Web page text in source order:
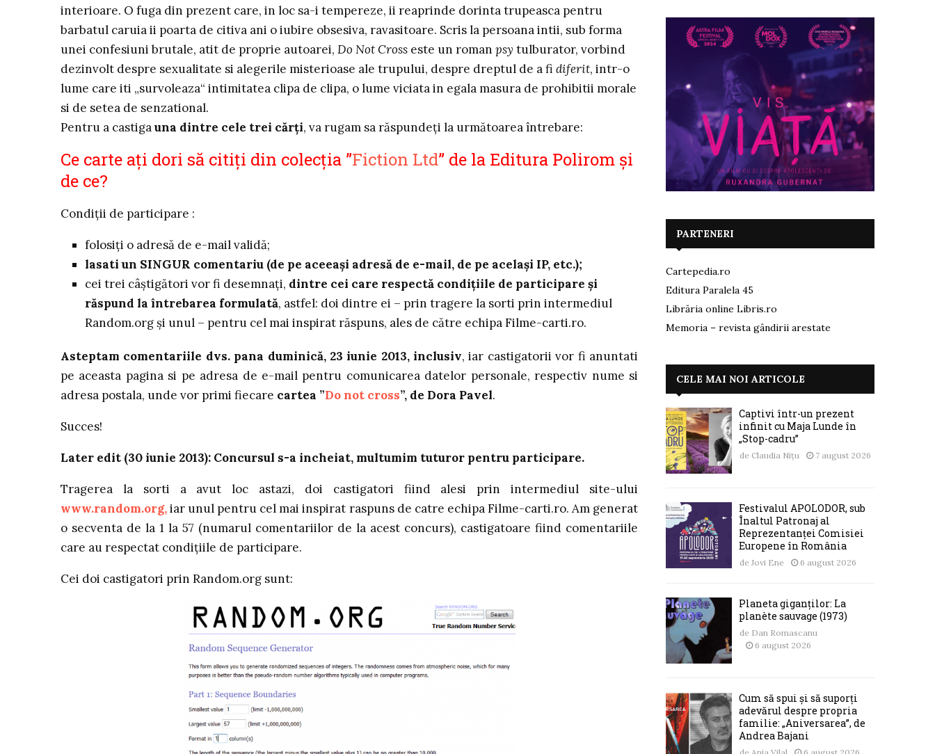
interioare. O fuga din prezent care, in loc sa-i tempereze, ii reaprinde dorinta trupeasca pentru
barbatul caruia ii poarta de citiva ani o iubire obsesiva, ravasitoare. Scris la persoana intii, sub forma
unei confesiuni brutale, atit de proprie autoarei, Do Not Cross este un roman psy tulburator, vorbind
dezinvolt despre sexualitate si alegerile misterioase ale trupului, despre dreptul de a fi diferit, intr-o
lume care iti „survoleaza“ intimitatea clipa de clipa, o lume viciata in egala masura de prohibitii morale
si de setea de senzational.
Pentru a castigauna dintre cele trei cărți, va rugam sa răspundeţi la următoarea întrebare:
Ce carte ați dori să citiți din colecția ”Fiction Ltd” de la Editura Polirom și
de ce?
Condiţii de participare :
folosiţi o adresă de e-mail validă;
lasati un SINGUR comentariu (de pe aceeași adresă de e-mail, de pe același IP, etc.);
cei trei câştigători vor fi desemnați, dintre cei care respectă condițiile de participare și
răspund la întrebarea formulată, astfel: doi dintre ei – prin tragere la sorti prin intermediul
Random.org și unul – pentru cel mai inspirat răspuns, ales de către echipa Filme-carti.ro.
Asteptam comentariile dvs. pana duminică, 23 iunie 2013, inclusiv, iar castigatorii vor fi anuntati
pe aceasta pagina si pe adresa de e-mail pentru comunicarea datelor personale, respectiv nume si
adresa postala, unde vor primi fiecare cartea ”Do not cross”, de Dora Pavel.
Succes!
Later edit (30 iunie 2013): Concursul s-a incheiat, multumim tuturor pentru participare.
Tragerea la sorti a avut loc astazi, doi castigatori fiind alesi prin intermediul site-ului
www.random.org,iar unul pentru cel mai inspirat raspuns de catre echipa Filme-carti.ro. Am generat
o secventa de la 1 la 57 (numarul comentariilor de la acest concurs), castigatoare fiind comentariile
care au respectat condițiile de participare.
Cei doi castigatori prin Random.org sunt:
PARTENERI
Cartepedia.ro
Editura Paralela 45
Librăria online Libris.ro
Memoria – revista gândirii arestate
CELE MAI NOI ARTICOLE
Captivi într-un prezent
infinit cu Maja Lunde în
„Stop-cadru”
de Claudia Nițu 7 august 2026
Festivalul APOLODOR, sub
Înaltul Patronaj al
Reprezentanței Comisiei
Europene în România
de Jovi Ene 6 august 2026
Planeta giganților: La
planète sauvage (1973)
de Dan Romascanu
6 august 2026
Cum să spui și să suporți
adevărul despre propria
familie: „Aniversarea”, de
Andrea Bajani